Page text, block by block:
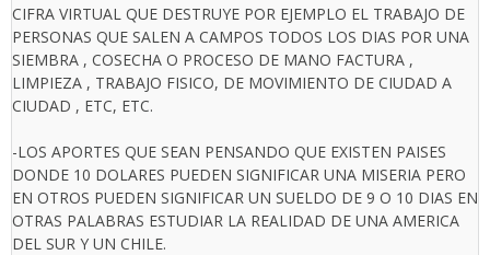
CIFRA VIRTUAL QUE DESTRUYE POR EJEMPLO EL TRABAJO DE
PERSONAS QUE SALEN A CAMPOS TODOS LOS DIAS POR UNA
SIEMBRA , COSECHA O PROCESO DE MANO FACTURA ,
LIMPIEZA , TRABAJO FISICO, DE MOVIMIENTO DE CIUDAD A
CIUDAD , ETC, ETC.
-LOS APORTES QUE SEAN PENSANDO QUE EXISTEN PAISES
DONDE 10 DOLARES PUEDEN SIGNIFICAR UNA MISERIA PERO
EN OTROS PUEDEN SIGNIFICAR UN SUELDO DE 9 O 10 DIAS EN
OTRAS PALABRAS ESTUDIAR LA REALIDAD DE UNA AMERICA
DEL SUR Y UN CHILE.